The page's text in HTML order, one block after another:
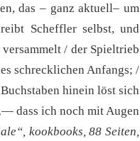
das – ganz aktuell– um
Scheffler selbst, und
/ der Spieltrieb
schrecklichen Anfangs; /
hinein löst sich
dass ich noch mit Augen
kookbooks, 88 Seiten,